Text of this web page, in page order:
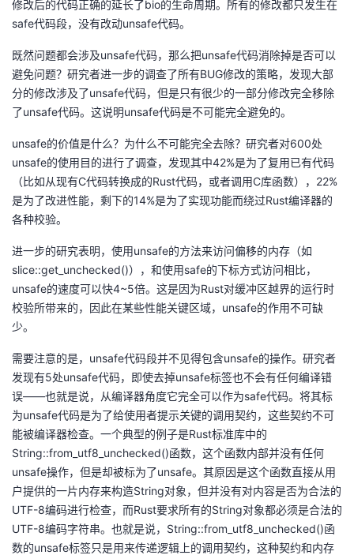
修改后的代码正确的延长了bio的生命周期。所有的修改都只发生在
safe代码段，没有改动unsafe代码。
既然问题都会涉及unsafe代码，那么把unsafe代码消除掉是否可以
避免问题？研究者进一步的调查了所有BUG修改的策略，发现大部
分的修改涉及了unsafe代码，但是只有很少的一部分修改完全移除
了unsafe代码。这说明unsafe代码是不可能完全避免的。
unsafe的价值是什么？为什么不可能完全去除？研究者对600处
unsafe的使用目的进行了调查，发现其中42%是为了复用已有代码
（比如从现有C代码转换成的Rust代码，或者调用C库函数），22%
是为了改进性能，剩下的14%是为了实现功能而绕过Rust编译器的
各种校验。
进一步的研究表明，使用unsafe的方法来访问偏移的内存（如
slice::get_unchecked()），和使用safe的下标方式访问相比，
unsafe的速度可以快4~5倍。这是因为Rust对缓冲区越界的运行时
校验所带来的，因此在某些性能关键区域，unsafe的作用不可缺
少。
需要注意的是，unsafe代码段并不见得包含unsafe的操作。研究者
发现有5处unsafe代码，即使去掉unsafe标签也不会有任何编译错
误——也就是说，从编译器角度它完全可以作为safe代码。将其标
为unsafe代码是为了给使用者提示关键的调用契约，这些契约不可
能被编译器检查。一个典型的例子是Rust标准库中的
String::from_utf8_unchecked()函数，这个函数内部并没有任何
unsafe操作，但是却被标为了unsafe。其原因是这个函数直接从用
户提供的一片内存来构造String对象，但并没有对内容是否为合法的
UTF-8编码进行检查，而Rust要求所有的String对象都必须是合法的
UTF-8编码字符串。也就是说，String::from_utf8_unchecked()函
数的unsafe标签只是用来传递逻辑上的调用契约，这种契约和内存